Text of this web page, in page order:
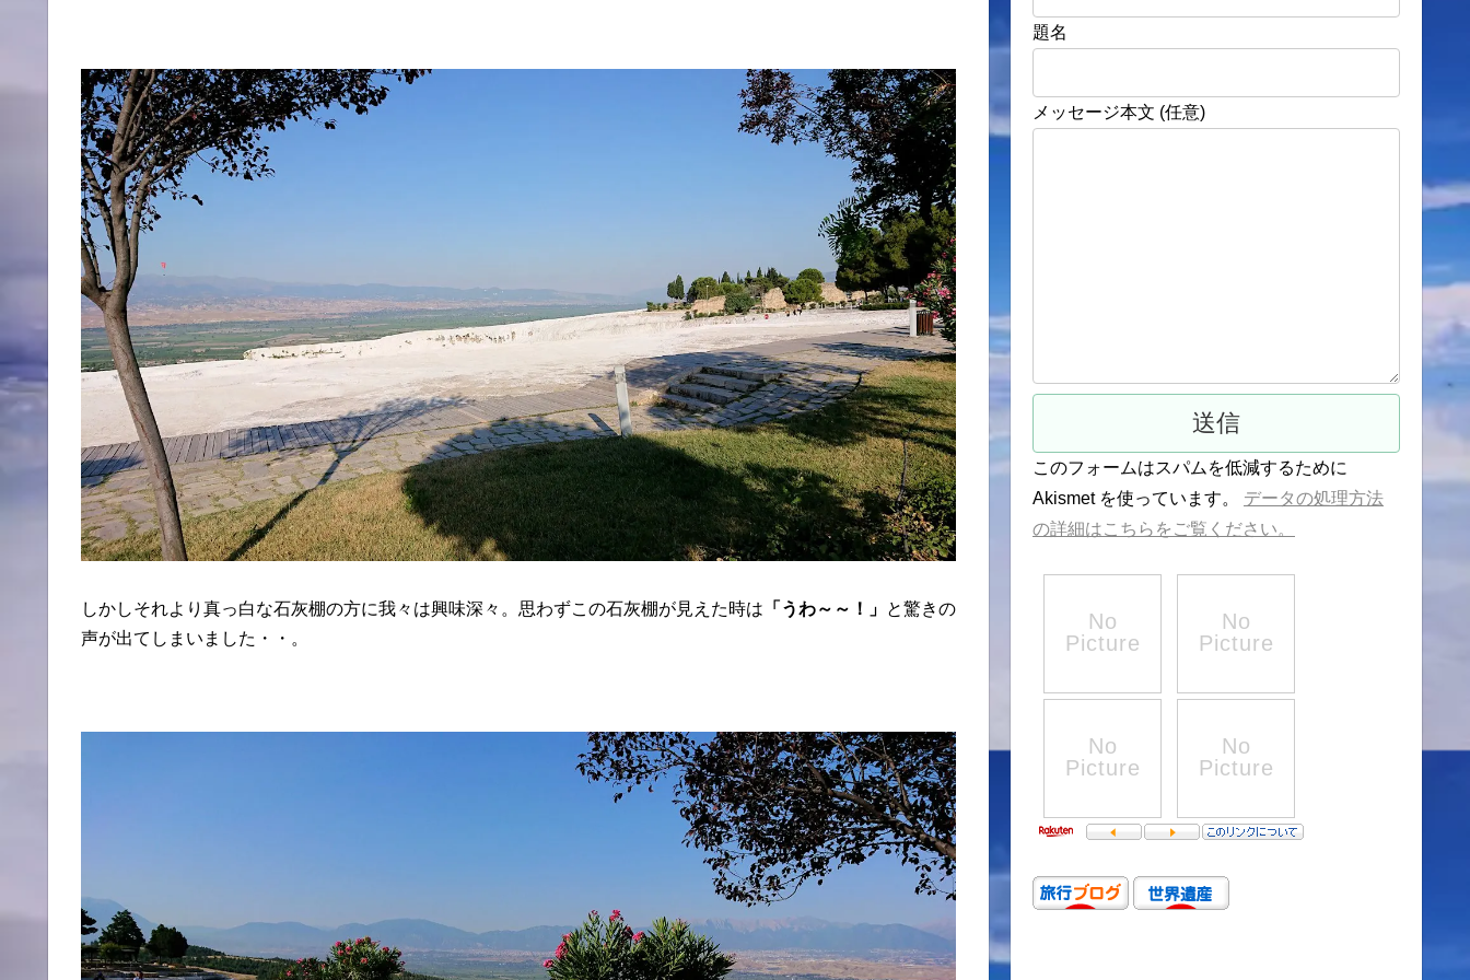
しかしそれより真っ白な石灰棚の方に我々は興味深々。思わずこの石灰棚が見えた時は 「うわ～～！」 と驚きの
声が出てしまいました・・。
題名
メッセージ本文 (任意)
このフォームはスパムを低減するために
Akismet を使っています。 データの処理方法
の詳細はこちらをご覧ください。